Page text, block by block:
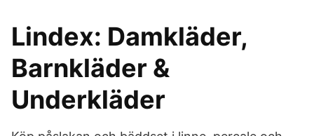
Lindex: Damkläder,
Barnkläder &
Underkläder